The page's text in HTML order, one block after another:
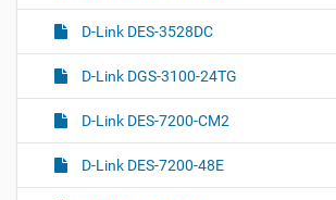
D-Link DES-3528DC
D-Link DGS-3100-24TG
D-Link DES-7200-CM2
D-Link DES-7200-48E